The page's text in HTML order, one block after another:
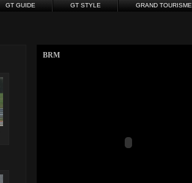
GT GUIDE GT STYLE GRAND TOURISME
BRM